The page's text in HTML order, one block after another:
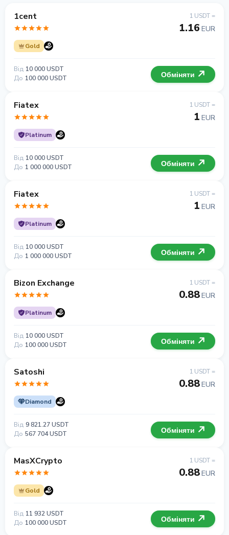
1cent
Gold
1 USDT =
1.16 EUR
Від 10 000 USDT
До 100 000 USDT Обміняти
Fiatex
Platinum
1 USDT =
1 EUR
Від 10 000 USDT
До 1 000 000 USDT Обміняти
Fiatex
Platinum
1 USDT =
1 EUR
Від 10 000 USDT
До 1 000 000 USDT Обміняти
Bizon Exchange
Platinum
1 USDT =
0.88EUR
Від 10 000 USDT
До 100 000 USDT Обміняти
Satoshi
Diamond
1 USDT =
0.88EUR
Від 9 821.27 USDT
До 567 704 USDT Обміняти
MasXCrypto
Gold
1 USDT =
0.88EUR
Від 11 932 USDT
До 100 000 USDT Обміняти